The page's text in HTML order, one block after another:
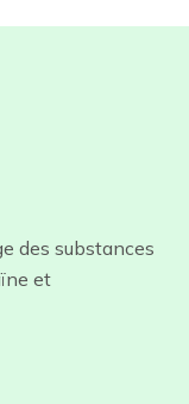
des substances
et